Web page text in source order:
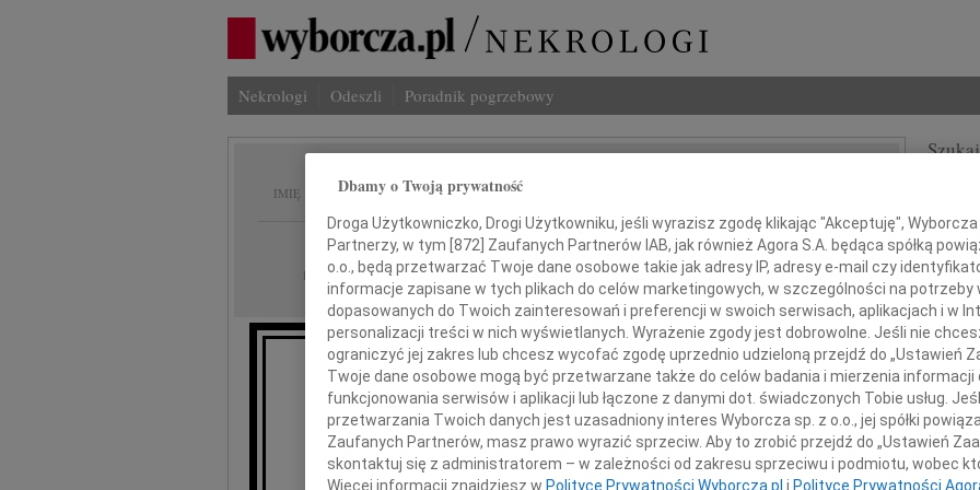
Nekrologi Odeszli Poradnik pogrzebowy
IMIĘ I NAZWISKO: Jerzy Ważny
REGION: Warszawa
DATA EMISJI: 25.08.2010
" Można odejść na zawsze, by być stale blisko "
ks. Jan Twardowski
Ze smutkiem zawiadamiamy,
że 23 sierpnia 2010 roku
INNE
W
Z
Ewa
W
Z
Dbamy o Twoją prywatność
Droga Użytkowniczko, Drogi Użytkowniku, jeśli wyrazisz zgodę klikając "Akceptuję",
Partnerzy, w tym [ 872 ] Zaufanych Partnerów IAB, jak również Agora S.A. będąca spółką
o.o., będą przetwarzać Twoje dane osobowe takie jak adresy IP, adresy e-mail czy
informacje zapisane w tych plikach do celów marketingowych, w szczególności na potrzeby
dopasowanych do Twoich zainteresowań i preferencji w swoich serwisach, aplikacjach i w
personalizacji treści w nich wyświetlanych. Wyrażenie zgody jest dobrowolne. Jeśli nie
ograniczyć jej zakres lub chcesz wycofać zgodę uprzednio udzieloną przejdź do „Ustawień
Twoje dane osobowe mogą być przetwarzane także do celów badania i mierzenia
funkcjonowania serwisów i aplikacji lub łączone z danymi dot. świadczonych Tobie usług.
przetwarzania Twoich danych jest uzasadniony interes Wyborcza sp. z o.o., jej spółki
Zaufanych Partnerów, masz prawo wyrazić sprzeciw. Aby to zrobić przejdź do „Ustawień
skontaktuj się z administratorem – w zależności od zakresu sprzeciwu i podmiotu, wobec
Więcej informacji znajdziesz w Polityce Prywatności Wyborcza.pl i Polityce Prywatności